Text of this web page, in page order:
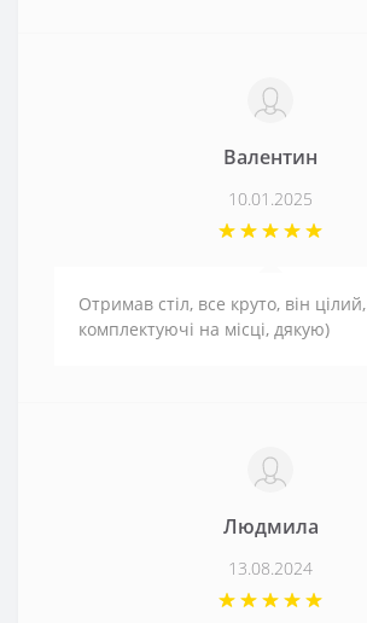
Валентин
10.01.2025
Отримав стіл, все круто, він цілий,
комплектуючі на місці, дякую)
Людмила
13.08.2024